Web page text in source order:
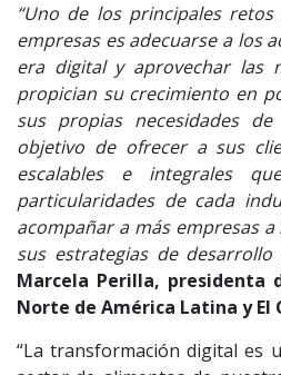
“Uno de los principales
empresas es adecuarse a los
era digital y aprovechar las
propician su crecimiento en
sus propias necesidades
objetivo de ofrecer a sus
escalables e integrales
particularidades de cada
acompañar a más empresas
sus estrategias de desarrollo
Marcela Perilla, presidenta
Norte de América Latina y El
“La transformación digital es